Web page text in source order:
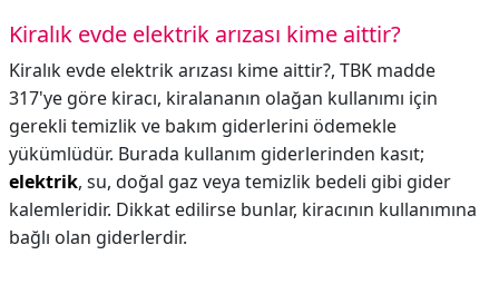
Kiralık evde elektrik arızası kime aittir?
Kiralık evde elektrik arızası kime aittir?, TBK madde
317'ye göre kiracı, kiralananın olağan kullanımı için
gerekli temizlik ve bakım giderlerini ödemekle
yükümlüdür. Burada kullanım giderlerinden kasıt;
elektrik, su, doğal gaz veya temizlik bedeli gibi gider
kalemleridir. Dikkat edilirse bunlar, kiracının kullanımına
bağlı olan giderlerdir.